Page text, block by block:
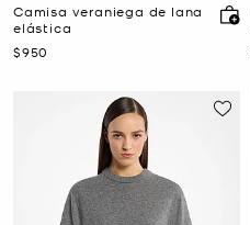
Camisa veraniega de lana
elástica
Ahora
$950